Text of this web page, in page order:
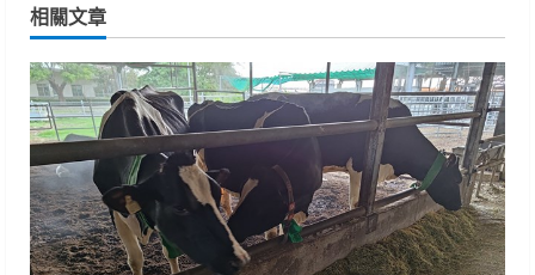
n
u
e
R
e
相關文章